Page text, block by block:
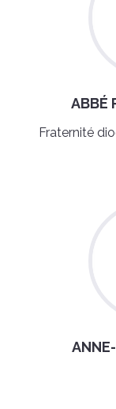
ABBÉ
Fraternité